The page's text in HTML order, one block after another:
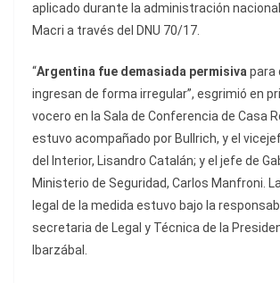
aplicado durante la administración
Macri a través del DNU 70/17.
“Argentina fue demasiada permisiva para
ingresan de forma irregular”, esgrimió en
vocero en la Sala de Conferencia de Casa
estuvo acompañado por Bullrich, y el
del Interior, Lisandro Catalán; y el jefe de
Ministerio de Seguridad, Carlos Manfroni.
legal de la medida estuvo bajo la
secretaria de Legal y Técnica de la
Ibarzábal.